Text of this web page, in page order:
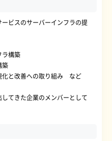
ビスのサーバーインフラの提
ラ構築
築
化と改善への取り組み など
てきた企業のメンバーとして